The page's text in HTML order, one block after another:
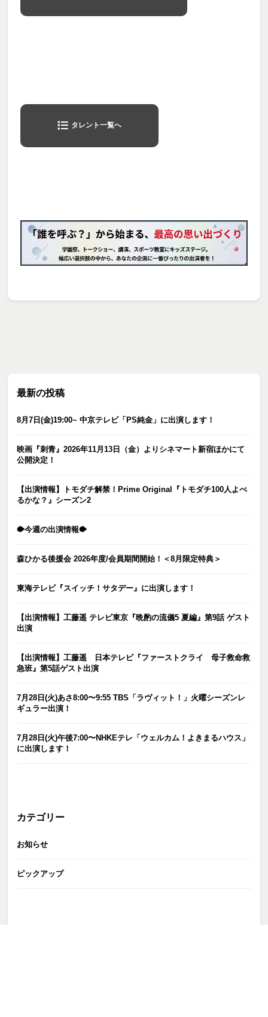
タレント一覧へ
最新の投稿
8月7日(金)19:00~ 中京テレビ「PS純金」に出演します！
映画『刺青』2026年11月13日（金）よりシネマート新宿ほかにて
公開決定！
【出演情報】トモダチ解禁！Prime Original『トモダチ100人よべ
るかな？』シーズン2
🐡今週の出演情報🐡
森ひかる後援会 2026年度/会員期間開始！＜8月限定特典＞
東海テレビ『スイッチ！サタデー』に出演します！
【出演情報】工藤遥 テレビ東京『晩酌の流儀5 夏編』第9話 ゲスト
出演
【出演情報】工藤遥 日本テレビ『ファーストクライ 母子救命救
急班』第5話ゲスト出演
7月28日(火)あさ8:00〜9:55 TBS「ラヴィット！」火曜シーズンレ
ギュラー出演！
7月28日(火)午後7:00〜NHKEテレ「ウェルカム！よきまるハウス」
に出演します！
カテゴリー
お知らせ
ピックアップ